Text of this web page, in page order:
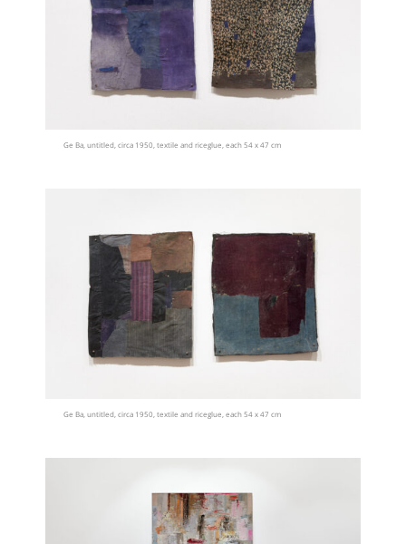
Ge Ba, untitled, circa 1950, textile and riceglue, each 54 x 47 cm
Ge Ba, untitled, circa 1950, textile and riceglue, each 54 x 47 cm